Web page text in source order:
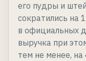
его пудры и
сократились на
в официальных
выручка при
тем не менее,